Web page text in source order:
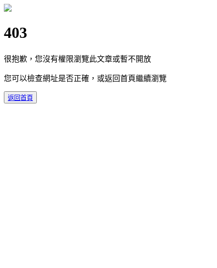
403
很抱歉，您沒有權限瀏覽此文章或暫不開放
您可以檢查網址是否正確，或返回首頁繼續瀏覽
返回首頁